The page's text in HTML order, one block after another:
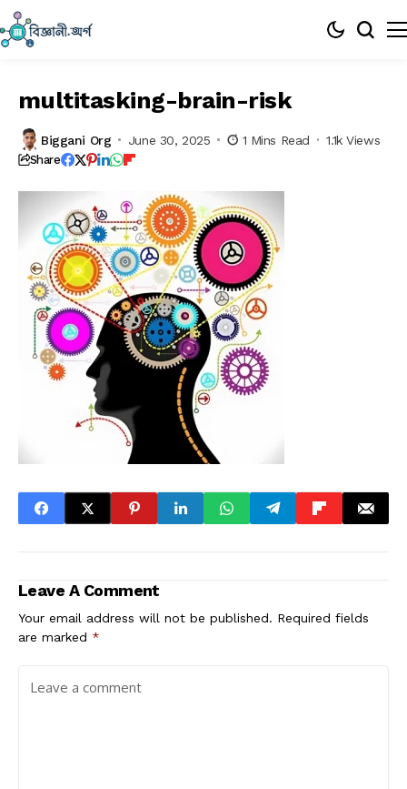
multitasking-brain-risk
Biggani Org June 30, 2025 1 Mins Read 1.1k Views
Share
Leave A Comment
Your email address will not be published. Required fields
are marked *